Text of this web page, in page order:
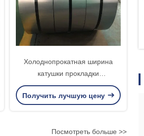
Холоднопрокатная ширина
катушки прокладки
нержавеющей стали толщина
20 до 1250мм 0,1 до 3.0мм
Получить лучшую цену
Посмотреть больше >>